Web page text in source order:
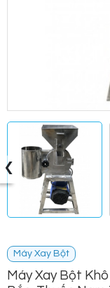
‹
Máy Xay Bột
Máy Xay Bột